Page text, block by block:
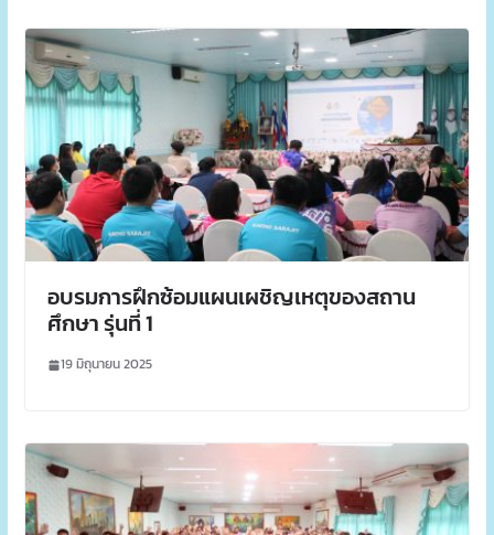
อบรมการฝึกซ้อมแผนเผชิญเหตุของสถาน
ศึกษา รุ่นที่ 1
19 มิถุนายน 2025